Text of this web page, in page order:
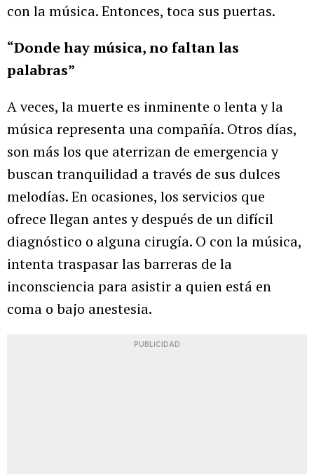
con la música. Entonces, toca sus puertas.
“Donde hay música, no faltan las
palabras”
A veces, la muerte es inminente o lenta y la
música representa una compañía. Otros días,
son más los que aterrizan de emergencia y
buscan tranquilidad a través de sus dulces
melodías. En ocasiones, los servicios que
ofrece llegan antes y después de un difícil
diagnóstico o alguna cirugía. O con la música,
intenta traspasar las barreras de la
inconsciencia para asistir a quien está en
coma o bajo anestesia.
PUBLICIDAD